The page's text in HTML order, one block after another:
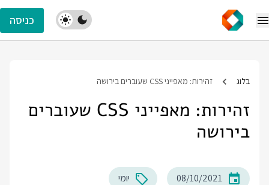
כניסה
בלוג זהירות: מאפייני CSS שעוברים בירושה
זהירות: מאפייני CSS שעוברים
בירושה
08/10/2021
יומי